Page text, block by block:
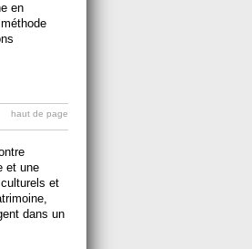
en
haut de page
et une
et
dans un